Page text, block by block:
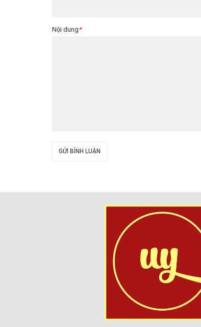
Nội dung *
GỬI BÌNH LUẬN